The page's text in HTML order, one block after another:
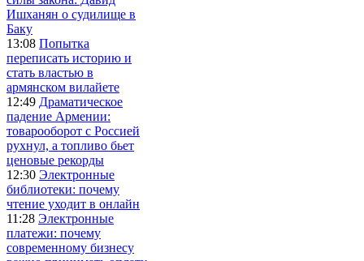
Ишханян о судилище в
Баку
13:08 Попытка
переписать историю и
стать властью в
армянском вилайете
12:49 Драматическое
падение Армении:
товарооборот с Россией
рухнул, а топливо бьет
ценовые рекорды
12:30 Электронные
библиотеки: почему
чтение уходит в онлайн
11:28 Электронные
платежи: почему
современному бизнесу